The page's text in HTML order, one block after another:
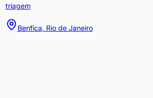
triagem
Benfica, Rio de Janeiro